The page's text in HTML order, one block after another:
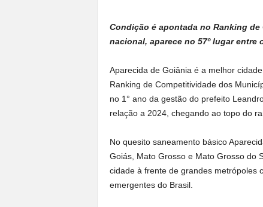
Condição é apontada no Ranking
nacional, aparece no 57º lugar
Aparecida de Goiânia é a melhor
Ranking de Competitividade dos
no 1° ano da gestão do prefeito
relação a 2024, chegando ao topo do
No quesito saneamento básico
Goiás, Mato Grosso e Mato Grosso do
cidade à frente de grandes metrópoles
emergentes do Brasil.